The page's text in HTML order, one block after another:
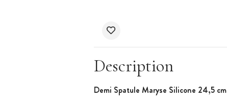
Description
Demi Spatule Maryse Silicone 24,5 cm